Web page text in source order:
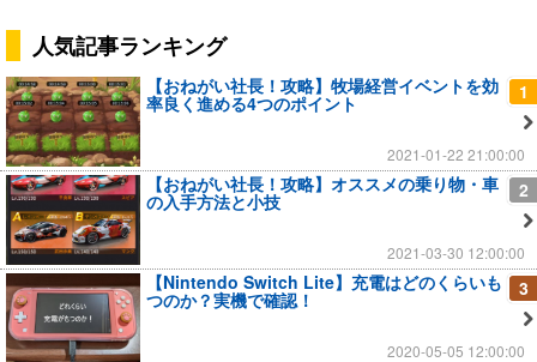
人気記事ランキング
1
【おねがい社長！攻略】牧場経営イベントを効
率良く進める4つのポイント
2021-01-22 21:00:00
2
【おねがい社長！攻略】オススメの乗り物・車
の入手方法と小技
2021-03-30 12:00:00
3
【Nintendo Switch Lite】充電はどのくらいも
つのか？実機で確認！
2020-05-05 12:00:00